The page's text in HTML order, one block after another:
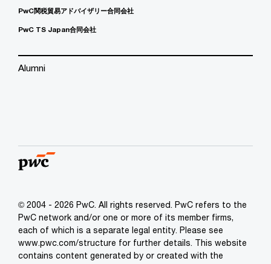
PwC関税貿易アドバイザリー合同会社
PwC TS Japan合同会社
Alumni
© 2004 - 2026 PwC. All rights reserved. PwC refers to the
PwC network and/or one or more of its member firms,
each of which is a separate legal entity. Please see
www.pwc.com/structure for further details. This website
contains content generated by or created with the